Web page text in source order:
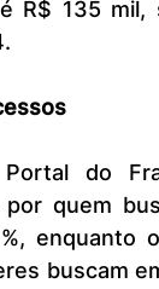
R$ 135 mil,
quem
enquanto
buscam